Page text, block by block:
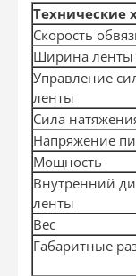
Технические
Скорость
Ширина ленты
Управление
ленты
Сила
Напряжение
Мощность
Внутренний
ленты
Вес
Габаритные